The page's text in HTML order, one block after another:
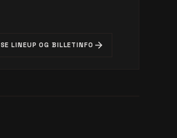
SE LINEUP OG BILLETINFO arrow_forward